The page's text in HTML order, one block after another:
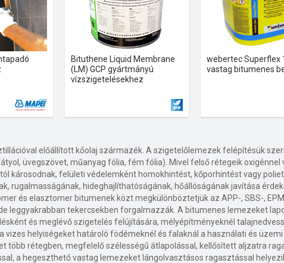
Bituthene Liquid Membrane
(LM) GCP gyártmányú
vízszigetelésekhez
webertec Superflex
vastag bitumenes
előállított kőolaj származék. A szigetelőlemezek felépítésük
üvegszövet, műanyag fólia, fém fólia). Mivel felső rétegeik oxigénnel
károsodnak, felületi védelemként homokhintést, kőporhintést vagy
rugalmasságának, hideghajlíthatóságának, hőállóságának javítása
és elasztomer bitumenek közt megkülönböztetjük az APP-, SBS-,
leggyakrabban tekercsekben forgalmazzák. A bitumenes lemezeket
és meglévő szigetelés felújítására, mélyépítményeknél
helyiségeket határoló födémeknél és falaknál a használati és üzemi
több rétegben, megfelelő szélességű átlapolással, kellősített aljzatra